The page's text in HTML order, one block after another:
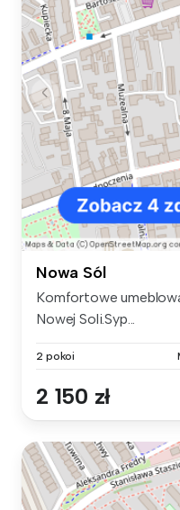
Nowa Sól
Komfortowe
Nowej Soli.Syp...
2 pokoi
2 150 zł